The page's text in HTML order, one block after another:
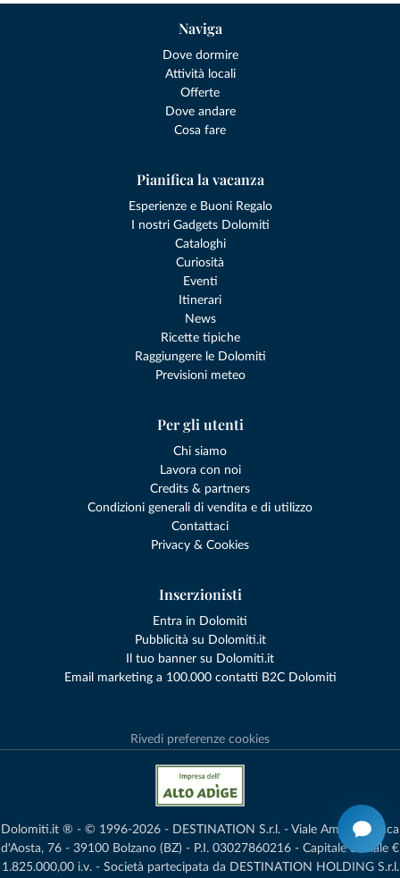
Naviga
Dove dormire
Attività locali
Offerte
Dove andare
Cosa fare
Pianifica la vacanza
Esperienze e Buoni Regalo
I nostri Gadgets Dolomiti
Cataloghi
Curiosità
Eventi
Itinerari
News
Ricette tipiche
Raggiungere le Dolomiti
Previsioni meteo
Per gli utenti
Chi siamo
Lavora con noi
Credits & partners
Condizioni generali di vendita e di utilizzo
Contattaci
Privacy & Cookies
Inserzionisti
Entra in Dolomiti
Pubblicità su Dolomiti.it
Il tuo banner su Dolomiti.it
Email marketing a 100.000 contatti B2C Dolomiti
Rivedi preferenze cookies
Dolomiti.it ® - © 1996-2026 - DESTINATION S.r.l. - Viale Amedeo Duca
d'Aosta, 76 - 39100 Bolzano (BZ) - P.I. 03027860216 - Capitale Sociale €
1.825.000,00 i.v. - Società partecipata da DESTINATION HOLDING S.r.l.